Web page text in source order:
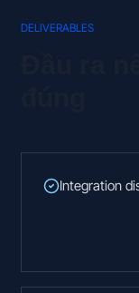
DELIVERABLES
Integration